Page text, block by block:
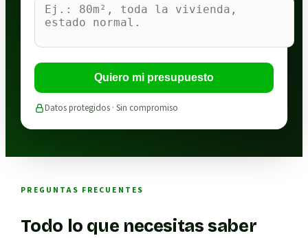
Quiero mi presupuesto
Datos protegidos · Sin compromiso
PREGUNTAS FRECUENTES
Todo lo que necesitas saber